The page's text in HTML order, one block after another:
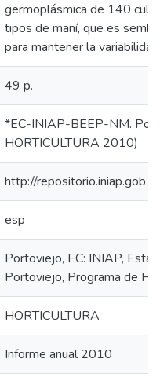
germoplásmica de 140
tipos de maní, que es
para mantener la
49 p.
*EC-INIAP-BEEP-NM.
HORTICULTURA 2010)
http://
esp
Portoviejo, EC: INIAP,
Portoviejo, Programa de
HORTICULTURA
Informe anual 2010